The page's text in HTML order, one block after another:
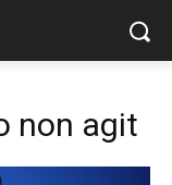
non agit